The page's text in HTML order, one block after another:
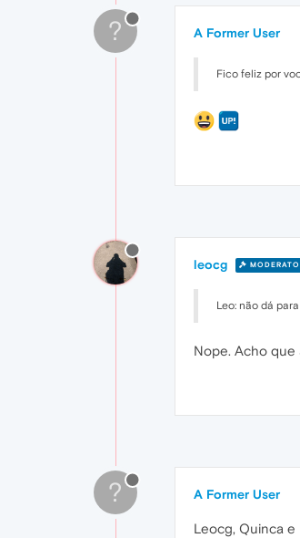
? A Former User
Fico feliz por
leocg
Leo: não dá
Nope. Acho que
? A Former User
Leocg, Quinca e